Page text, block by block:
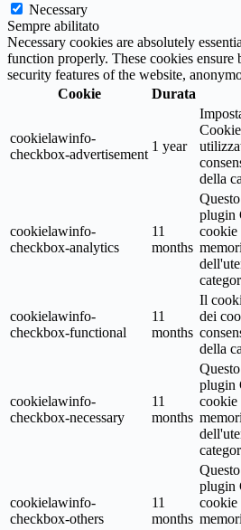
Necessary
Sempre abilitato
Necessary cookies are absolutely
function properly. These cookies ensure
security features of the website,
Cookie
Durata
cookielawinfo-
checkbox-advertisement
1 year
della
cookielawinfo-
checkbox-analytics
11
months
plugin
cookie
cookielawinfo-
checkbox-functional
11
months
Il
dei
della
cookielawinfo-
checkbox-necessary
11
months
plugin
cookie
cookielawinfo-
checkbox-others
11
months
plugin
cookie